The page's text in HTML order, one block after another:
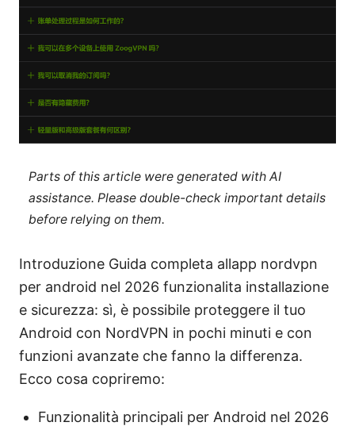
Parts of this article were generated with AI
assistance. Please double-check important details
before relying on them.
Introduzione Guida completa allapp nordvpn
per android nel 2026 funzionalita installazione
e sicurezza: sì, è possibile proteggere il tuo
Android con NordVPN in pochi minuti e con
funzioni avanzate che fanno la differenza.
Ecco cosa copriremo:
Funzionalità principali per Android nel 2026